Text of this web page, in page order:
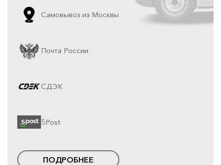
Самовывоз из Москвы
Почта России
СДЭК
5Post
ПОДРОБНЕЕ